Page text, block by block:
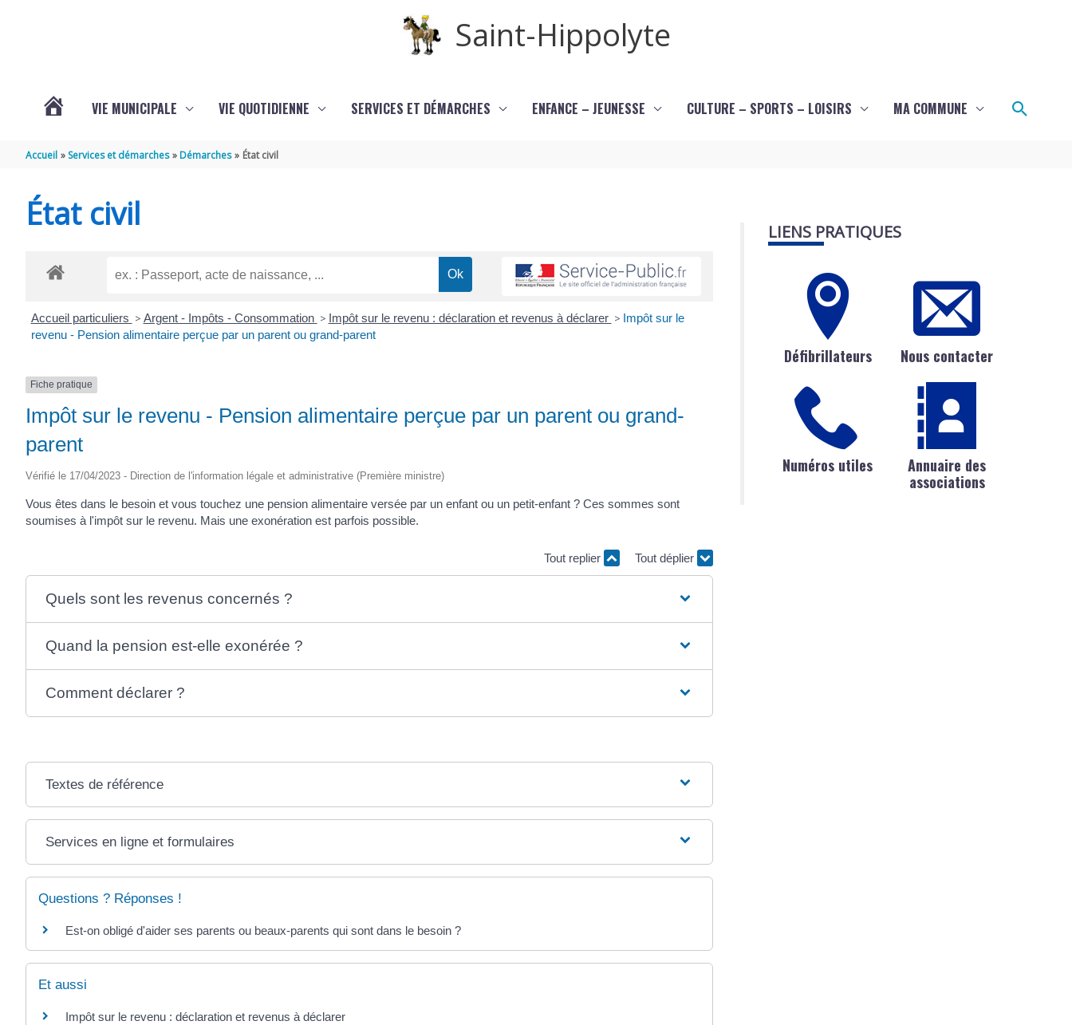
Saint-Hippolyte
SAINT-
HIPPOLYTE
(17430)
VIE MUNICIPALE VIE QUOTIDIENNE SERVICES ET DÉMARCHES ENFANCE – JEUNESSE CULTURE – SPORTS – LOISIRS MA COMMUNE
Accueil Services et démarches Démarches État civil
État civil
Accueil particuliers > Argent - Impôts - Consommation > Impôt sur le revenu : déclaration et revenus à déclarer > Impôt sur le
revenu - Pension alimentaire perçue par un parent ou grand-parent
Fiche pratique
Impôt sur le revenu - Pension alimentaire perçue par un parent ou grand-
parent
Vérifié le 17/04/2023 - Direction de l'information légale et administrative (Première ministre)
Vous êtes dans le besoin et vous touchez une pension alimentaire versée par un enfant ou un petit-enfant ? Ces sommes sont
soumises à l'impôt sur le revenu. Mais une exonération est parfois possible.
Tout replier Tout déplier
Quels sont les revenus concernés ?
Quand la pension est-elle exonérée ?
Comment déclarer ?
Textes de référence
Services en ligne et formulaires
Questions ? Réponses !
Est-on obligé d'aider ses parents ou beaux-parents qui sont dans le besoin ?
Et aussi
Impôt sur le revenu : déclaration et revenus à déclarer
LIENS PRATIQUES
Défibrillateurs Nous contacter
Numéros utiles
Annuaire des
associations